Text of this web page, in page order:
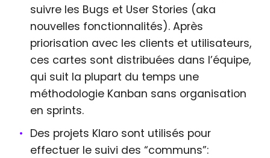
suivre les Bugs et User Stories (aka
nouvelles fonctionnalités). Après
priorisation avec les clients et utilisateurs,
ces cartes sont distribuées dans l’équipe,
qui suit la plupart du temps une
méthodologie Kanban sans organisation
en sprints.
Des projets Klaro sont utilisés pour
effectuer le suivi des “communs”: